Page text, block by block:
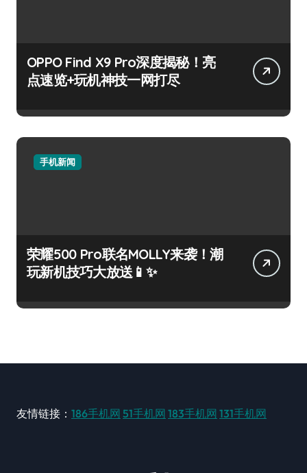
OPPO Find X9 Pro深度揭秘！亮
点速览+玩机神技一网打尽
手机新闻
荣耀500 Pro联名MOLLY来袭！潮
玩新机技巧大放送📱✨
友情链接： 186手机网 51手机网 183手机网 131手机网